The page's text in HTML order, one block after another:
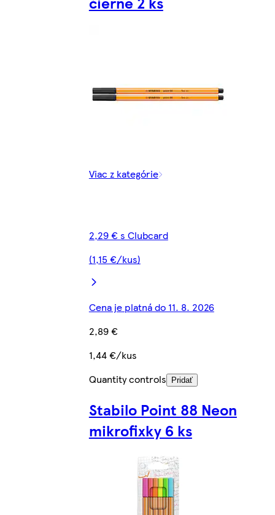
Viac z kategórie
2,29 € s Clubcard
(1,15 €/kus)
Cena je platná do 11. 8. 2026
2,89 €
1,44 €/kus
Quantity controls
Pridať
Stabilo Point 88 Neon
mikrofixky 6 ks